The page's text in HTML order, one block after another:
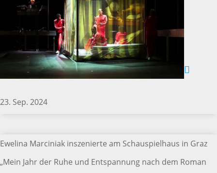
23. Sep. 2024
Ewelina Marciniak inszenierte am Schauspielhaus in Graz
„Mein Jahr der Ruhe und Entspannung nach dem Roman